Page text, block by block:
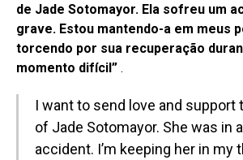
de Jade Sotomayor. Ela sofreu um
grave. Estou mantendo-a em meus
torcendo por sua recuperação
momento difícil” .
I want to send love and support
of Jade Sotomayor. She was in
accident. I’m keeping her in my